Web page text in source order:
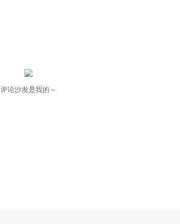
评论沙发是我的～